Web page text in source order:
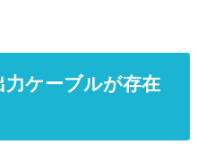
ケーブルが存在